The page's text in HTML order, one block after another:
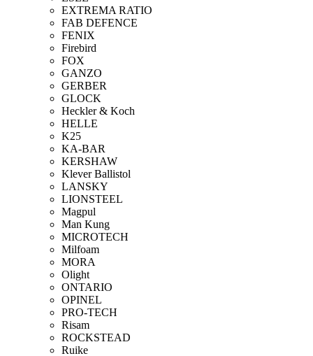
EXTREMA RATIO
FAB DEFENCE
FENIX
Firebird
FOX
GANZO
GERBER
GLOCK
Heckler & Koch
HELLE
K25
KA-BAR
KERSHAW
Klever Ballistol
LANSKY
LIONSTEEL
Magpul
Man Kung
MICROTECH
Milfoam
MORA
Olight
ONTARIO
OPINEL
PRO-TECH
Risam
ROCKSTEAD
Ruike